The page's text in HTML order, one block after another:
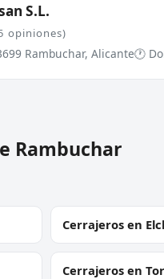
S.L.
opiniones)
Rambuchar, Alicante🕐
Rambuchar
Cerrajeros en
Cerrajeros en